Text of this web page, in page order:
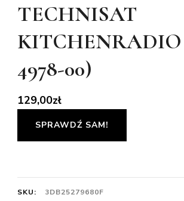
TECHNISAT
KITCHENRADIO
4978-00)
129,00zł
SPRAWDŹ SAM!
SKU:
3DB25279680F